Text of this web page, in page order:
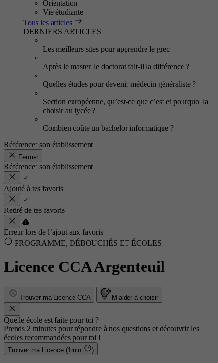
Orientation
Vie étudiante
Tous les articles
DERNIERS ARTICLES
Les meilleurs sites pour apprendre le grec
Après le master, le doctorat fait-il la différence ?
Quelles études pour devenir médecin généraliste ?
Section européenne, qu’est-ce que c’est et pourquoi la
choisir au lycée ?
Combien coûte un bachelor informatique ?
Référencer son établissement
Fermer
Référencer son établissement
Ajouté à tes favoris
Retiré de tes favoris
Erreur lors de l’ajout aux favoris
PROGRAMME, DÉBOUCHÉS ET ÉCOLES
Licence CCA Argenteuil
Trouver ma Licence CCA M’aider à choisir
Quelle école est faite pour toi ?
Prends 2 minutes pour répondre à nos questions et découvrir les
écoles recommandées pour toi !
Trouver ma Licence (1min )